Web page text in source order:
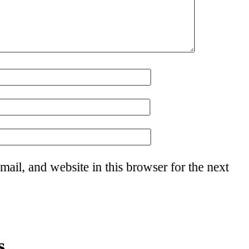
and website in this browser for the next